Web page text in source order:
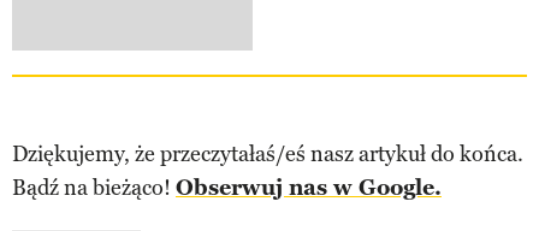
Dziękujemy, że przeczytałaś/eś nasz artykuł do końca.
Bądź na bieżąco! Obserwuj nas w Google.